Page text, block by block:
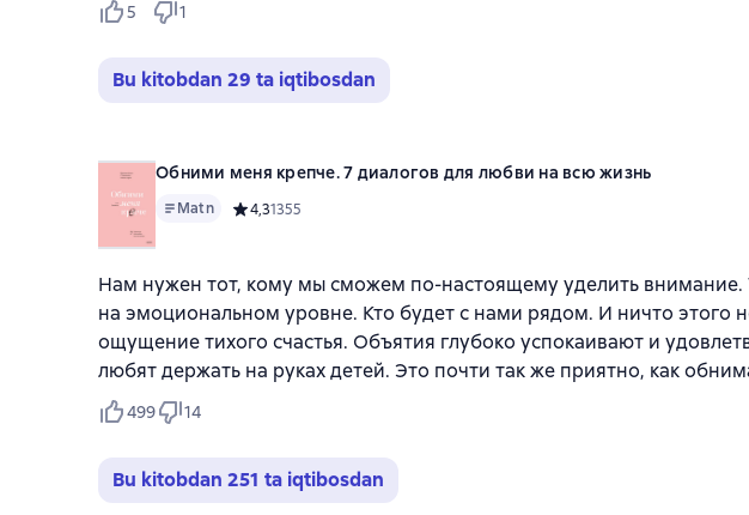
5 1
Bu kitobdan 29 ta iqtibosdan
Обними меня крепче. 7 диалогов для любви на всю жизнь
Matn Средний рейтинг 4,3 на основе 1355 оценок
4,31355
Нам нужен тот, кому мы сможем по-настоящему уделить внимание.
на эмоциональном уровне. Кто будет с нами рядом. И ничто этого
ощущение тихого счастья. Объятия глубоко успокаивают и
любят держать на руках детей. Это почти так же приятно, как
499 14
Bu kitobdan 251 ta iqtibosdan